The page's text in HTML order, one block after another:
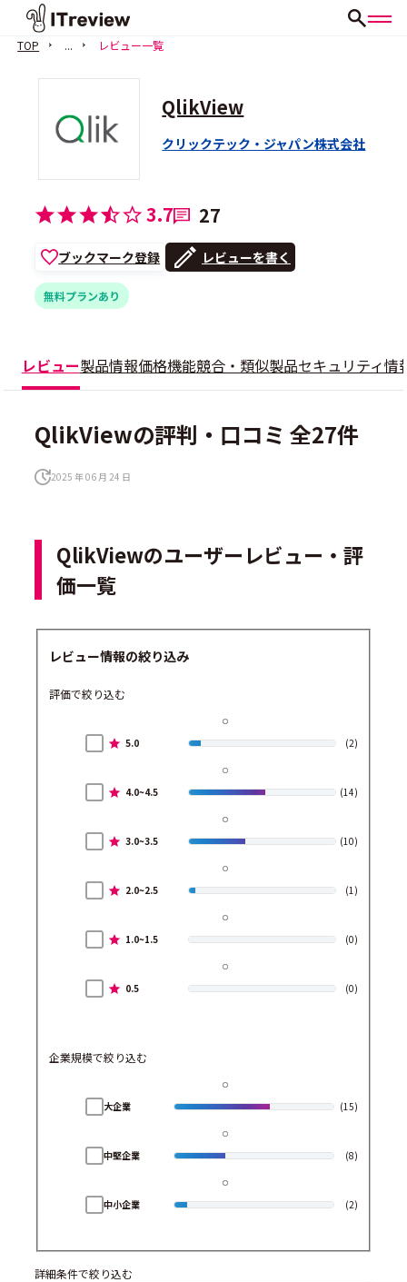
TOP ... レビュー一覧
QlikView
クリックテック・ジャパン株式会社
3.7 27
ブックマーク登録 レビューを書く
無料プランあり
レビュー製品情報価格機能競合・類似製品セキュリティ情
QlikViewの評判・口コミ 全27件
2025 年 06 月 24 日
QlikViewのユーザーレビュー・評
価一覧
レビュー情報の絞り込み
評価で絞り込む
5.0 (2)
4.0~4.5 (14)
3.0~3.5 (10)
2.0~2.5 (1)
1.0~1.5 (0)
0.5 (0)
企業規模で絞り込む
大企業 (15)
中堅企業 (8)
中小企業 (2)
詳細条件で絞り込む